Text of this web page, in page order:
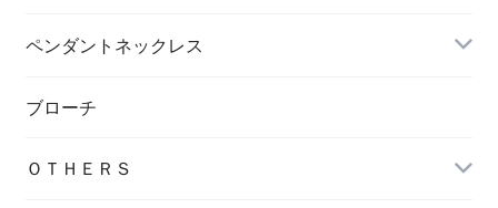
ペンダントネックレス
ブローチ
ＯＴＨＥＲＳ